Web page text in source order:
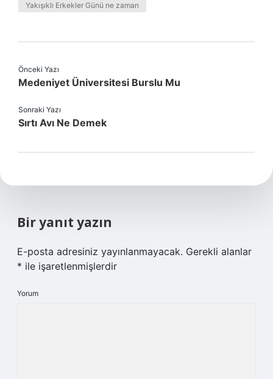
Yakışıklı Erkekler Günü ne zaman
Önceki Yazı
Medeniyet Üniversitesi Burslu Mu
Sonraki Yazı
Sırtı Avı Ne Demek
Bir yanıt yazın
E-posta adresiniz yayınlanmayacak. Gerekli alanlar
* ile işaretlenmişlerdir
Yorum